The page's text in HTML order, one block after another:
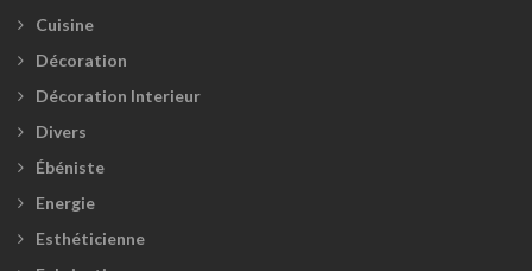
Cuisine
Décoration
Décoration Interieur
Divers
Ébéniste
Energie
Esthéticienne